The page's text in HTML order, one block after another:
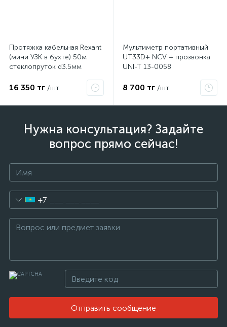
Протяжка кабельная Rexant
(мини УЗК в бухте) 50м
стеклопруток d3.5мм
16 350 тг /шт
Мультиметр портативный
UT33D+ NCV + прозвонка
UNI-T 13-0058
8 700 тг /шт
Нужна консультация? Задайте
вопрос прямо сейчас!
+7
Отправить сообщение